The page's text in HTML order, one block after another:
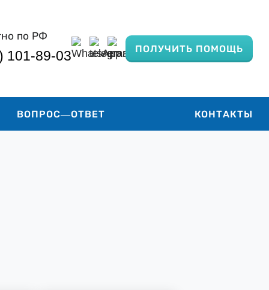
по РФ
101-89-03 ПОЛУЧИТЬ ПОМОЩЬ
ВОПРОС—ОТВЕТ КОНТАКТЫ